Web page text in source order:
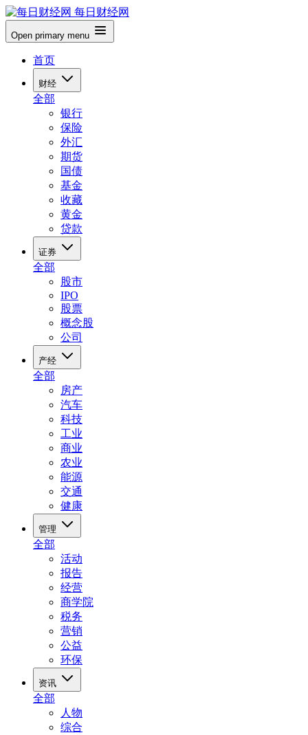
每日财经网
Open primary menu
首页
财经
全部
银行
保险
外汇
期货
国债
基金
收藏
黄金
贷款
证券
全部
股市
IPO
股票
概念股
公司
产经
全部
房产
汽车
科技
工业
商业
农业
能源
交通
健康
管理
全部
活动
报告
经营
商学院
税务
营销
公益
环保
资讯
全部
人物
综合